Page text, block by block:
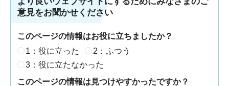
意見をお聞かせください
このページの情報はお役に立ちましたか？
1：役に立った
2：ふつう
3：役に立たなかった
このページの情報は見つけやすかったですか？